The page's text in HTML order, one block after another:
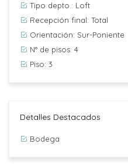
Tipo depto.: Loft
Recepción final: Total
Orientación: Sur-Poniente
N° de pisos: 4
Piso: 3
Detalles Destacados
Bodega